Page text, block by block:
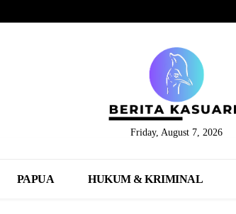
Friday, August 7, 2026
PAPUA HUKUM & KRIMINAL